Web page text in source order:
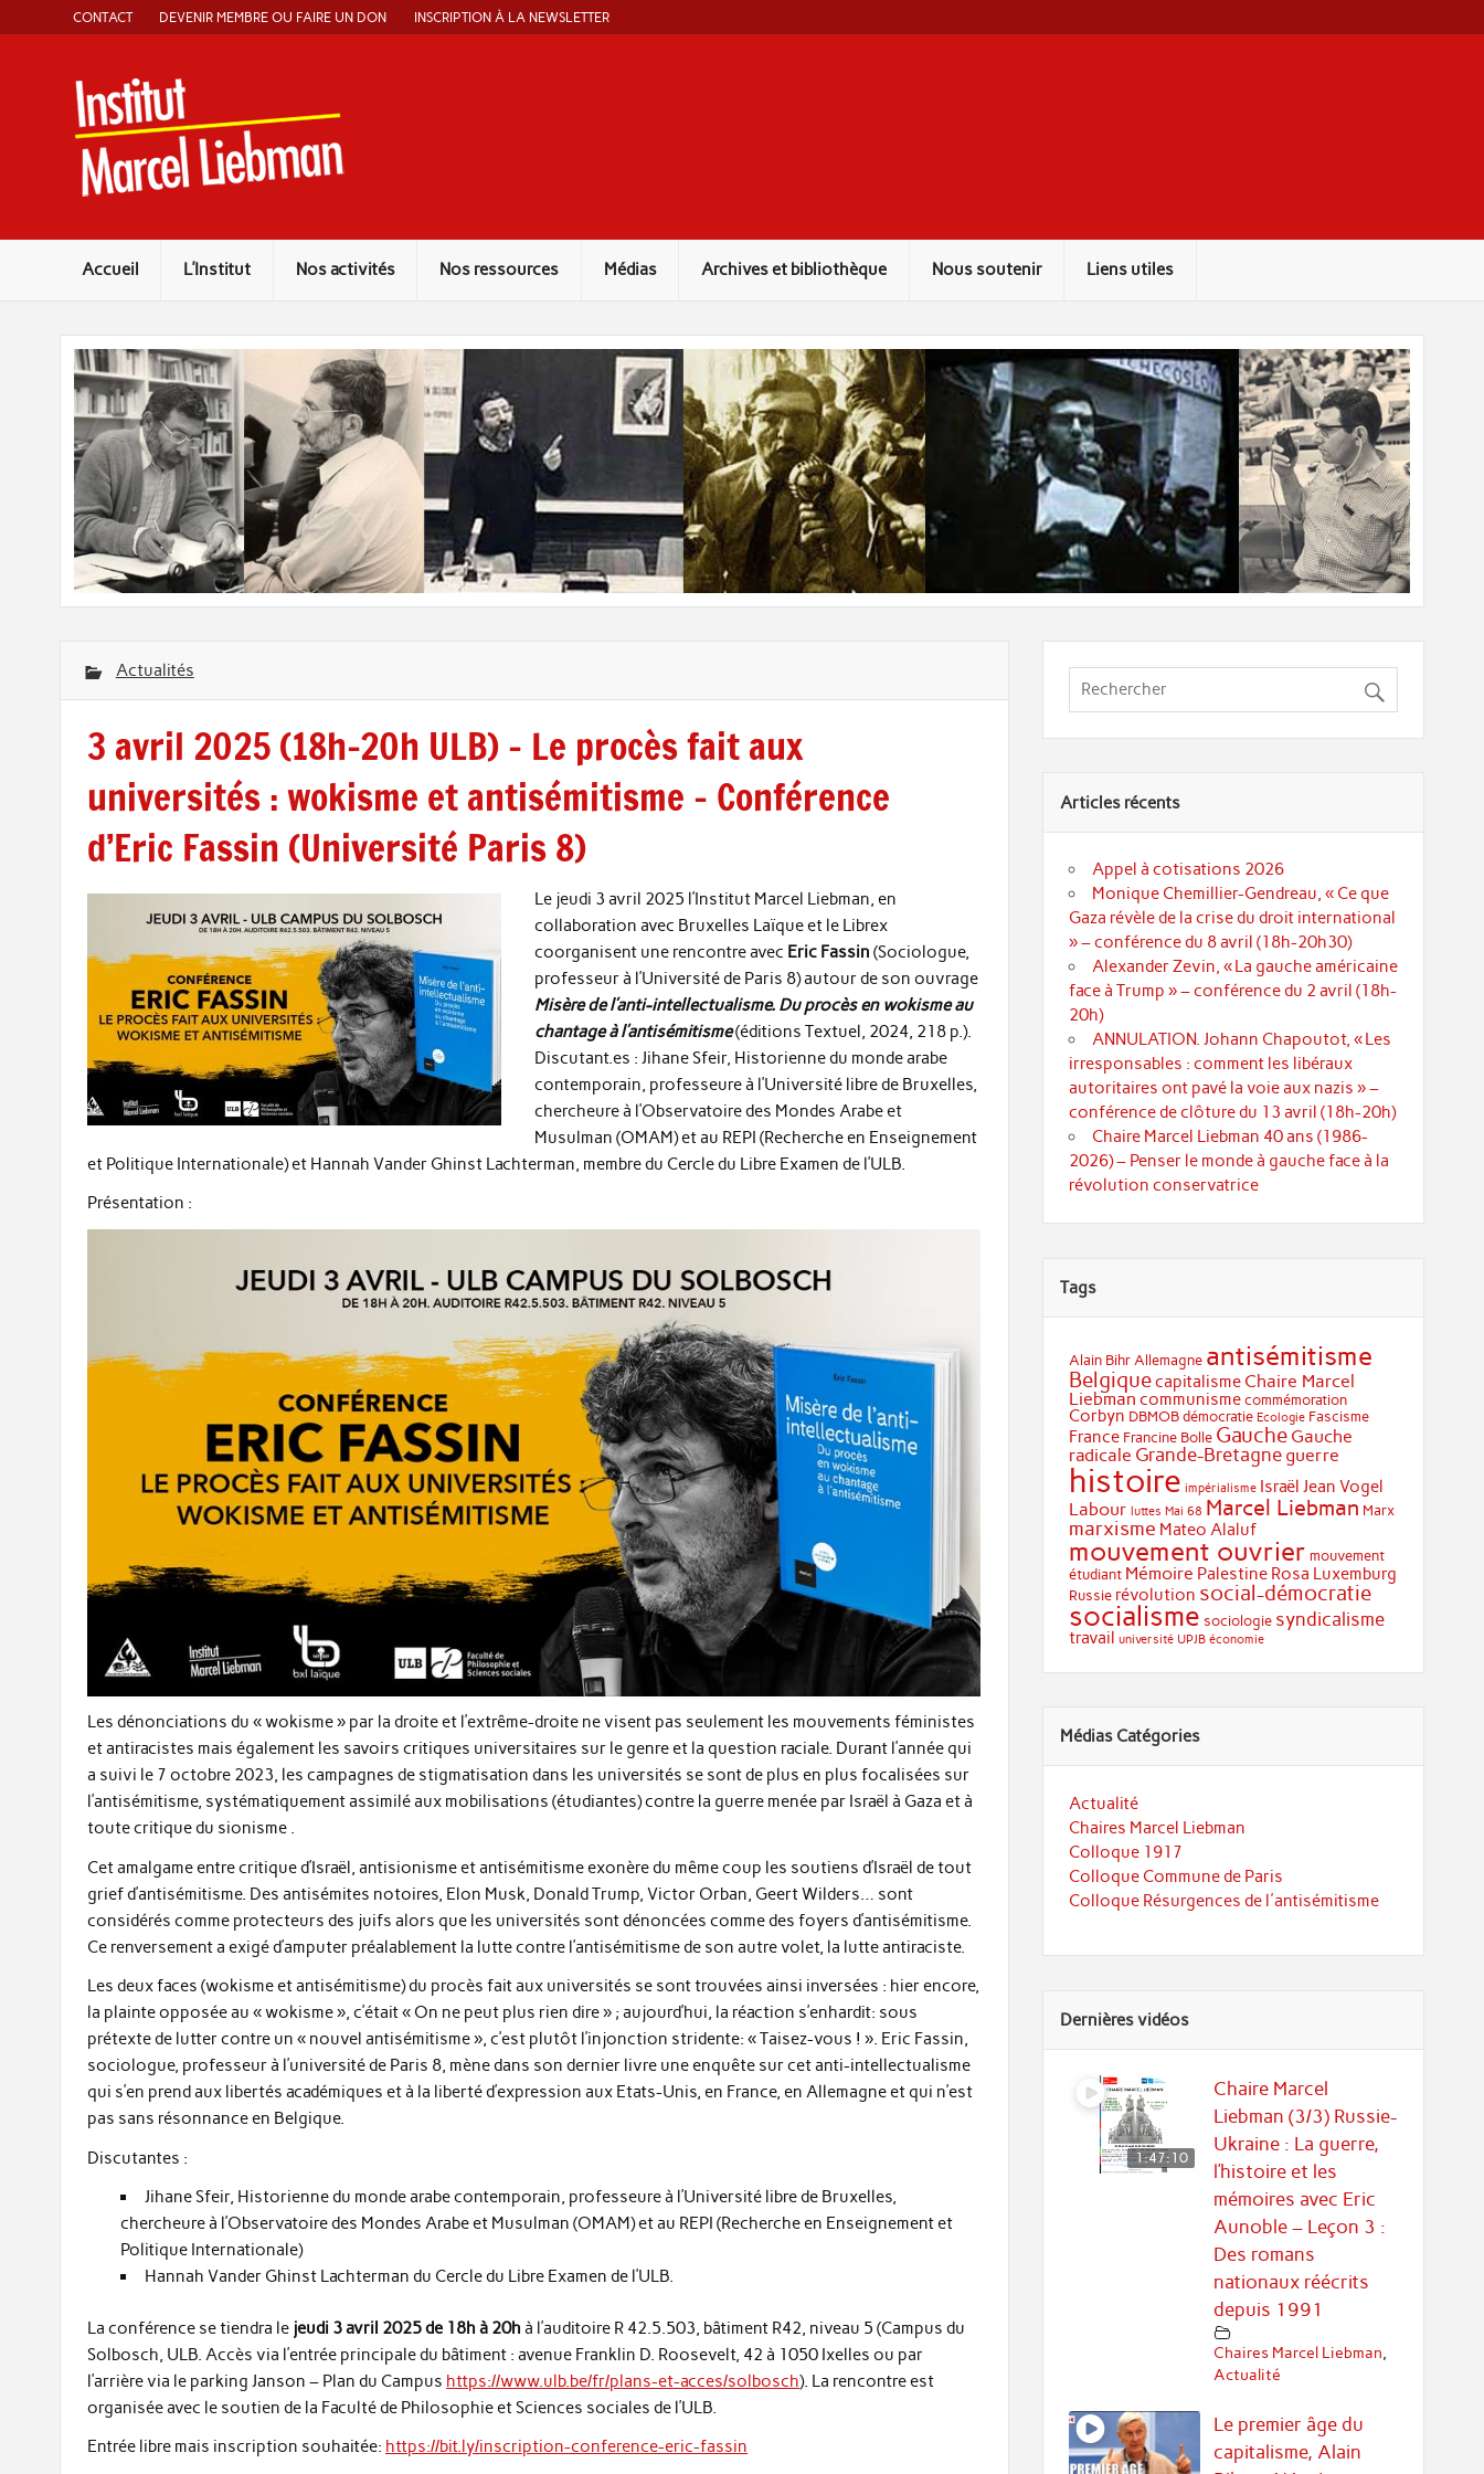
content
CONTACT DEVENIR MEMBRE OU FAIRE UN DON INSCRIPTION À LA NEWSLETTER
Accueil L’Institut Nos activités Nos ressources Médias Archives et bibliothèque Nous soutenir Liens utiles
Actualités
3 avril 2025 (18h-20h ULB) – Le procès fait aux
universités : wokisme et antisémitisme – Conférence
d’Eric Fassin (Université Paris 8)
Le jeudi 3 avril 2025 l’Institut Marcel Liebman, en
collaboration avec Bruxelles Laïque et le Librex
coorganisent une rencontre avec Eric Fassin (Sociologue,
professeur à l’Université de Paris 8) autour de son ouvrage
Misèrede l’anti-intellectualisme. Du procès en wokisme au
chantage à l’antisémitisme(éditions Textuel, 2024, 218 p.).
Discutant.es : Jihane Sfeir, Historienne du monde arabe
contemporain, professeure à l’Université libre de Bruxelles,
chercheure à l’Observatoire des Mondes Arabe et
Musulman (OMAM) et au REPI (Recherche en Enseignement
et Politique Internationale) et Hannah Vander Ghinst Lachterman, membre du Cercle du Libre Examen de l’ULB.
Présentation :
Les dénonciations du « wokisme » par la droite et l’extrême-droite ne visent pas seulement les mouvements féministes
et antiracistes mais également les savoirs critiques universitaires sur le genre et la question raciale. Durant l’année qui
a suivi le 7 octobre 2023, les campagnes de stigmatisation dans les universités se sont de plus en plus focalisées sur
l’antisémitisme, systématiquement assimilé aux mobilisations (étudiantes) contre la guerre menée par Israël à Gaza et à
toute critique du sionisme .
Cet amalgame entre critique d’Israël, antisionisme et antisémitisme exonère du même coup les soutiens d’Israël de tout
grief d’antisémitisme. Des antisémites notoires, Elon Musk, Donald Trump, Victor Orban, Geert Wilders… sont
considérés comme protecteurs des juifs alors que les universités sont dénoncées comme des foyers d’antisémitisme.
Ce renversement a exigé d’amputer préalablement la lutte contre l’antisémitisme de son autre volet, la lutte antiraciste.
Les deux faces (wokisme et antisémitisme) du procès fait aux universités se sont trouvées ainsi inversées : hier encore,
la plainte opposée au « wokisme », c’était « On ne peut plus rien dire » ; aujourd’hui, la réaction s’enhardit: sous
prétexte de lutter contre un « nouvel antisémitisme », c’est plutôt l’injonction stridente: « Taisez-vous ! ». Eric Fassin,
sociologue, professeur à l’université de Paris 8, mène dans son dernier livre une enquête sur cet anti-intellectualisme
qui s’en prend aux libertés académiques et à la liberté d’expression aux Etats-Unis, en France, en Allemagne et qui n’est
pas sans résonnance en Belgique.
Discutantes :
Jihane Sfeir, Historienne du monde arabe contemporain, professeure à l’Université libre de Bruxelles,
chercheure à l’Observatoire des Mondes Arabe et Musulman (OMAM) et au REPI (Recherche en Enseignement et
Politique Internationale)
Hannah Vander Ghinst Lachterman du Cercle du Libre Examen de l’ULB.
La conférence se tiendra le jeudi 3 avril 2025 de 18h à 20hà l’auditoire R 42.5.503, bâtiment R42, niveau 5 (Campus du
Solbosch, ULB. Accès via l’entrée principale du bâtiment : avenue Franklin D. Roosevelt, 42 à 1050 Ixelles ou par
l’arrière via le parking Janson – Plan du Campus https://www.ulb.be/fr/plans-et-acces/solbosch). La rencontre est
organisée avec le soutien de la Faculté de Philosophie et Sciences sociales de l’ULB.
Entrée libre mais inscription souhaitée: https://bit.ly/inscription-conference-eric-fassin
Articles récents
Appel à cotisations 2026
Monique Chemillier-Gendreau, « Ce que
Gaza révèle de la crise du droit international
» – conférence du 8 avril (18h-20h30)
Alexander Zevin, « La gauche américaine
face à Trump » – conférence du 2 avril (18h-
20h)
ANNULATION. Johann Chapoutot, « Les
irresponsables : comment les libéraux
autoritaires ont pavé la voie aux nazis » –
conférence de clôture du 13 avril (18h-20h)
Chaire Marcel Liebman 40 ans (1986-
2026) – Penser le monde à gauche face à la
révolution conservatrice
Tags
Alain Bihr Allemagne antisémitisme
Belgiquecapitalisme Chaire Marcel
Liebman communisme commémoration
Corbyn DBMOB démocratie Ecologie Fascisme
France Francine Bolle Gauche Gauche
radicale Grande-Bretagne guerre
histoire impérialisme Israël Jean Vogel
Labour luttes Mai 68 Marcel Liebman Marx
marxisme Mateo Alaluf
mouvement ouvrier mouvement
étudiant Mémoire Palestine Rosa Luxemburg
Russie révolution social-démocratie
socialisme sociologie syndicalisme
travail université UPJB économie
Médias Catégories
Actualité
Chaires Marcel Liebman
Colloque 1917
Colloque Commune de Paris
Colloque Résurgences de l'antisémitisme
Dernières vidéos
1:47:10
Chaire Marcel
Liebman (3/3) Russie-
Ukraine : La guerre,
l’histoire et les
mémoires avec Eric
Aunoble – Leçon 3 :
Des romans
nationaux réécrits
depuis 1991
Chaires Marcel Liebman
Actualité
Le premier âge du
capitalisme, Alain